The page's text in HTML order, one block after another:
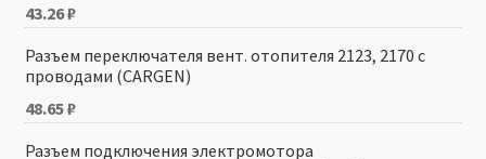
43.26₽
Разъем переключателя вент. отопителя 2123, 2170 с
проводами (CARGEN)
48.65₽
Разъем подключения электромотора